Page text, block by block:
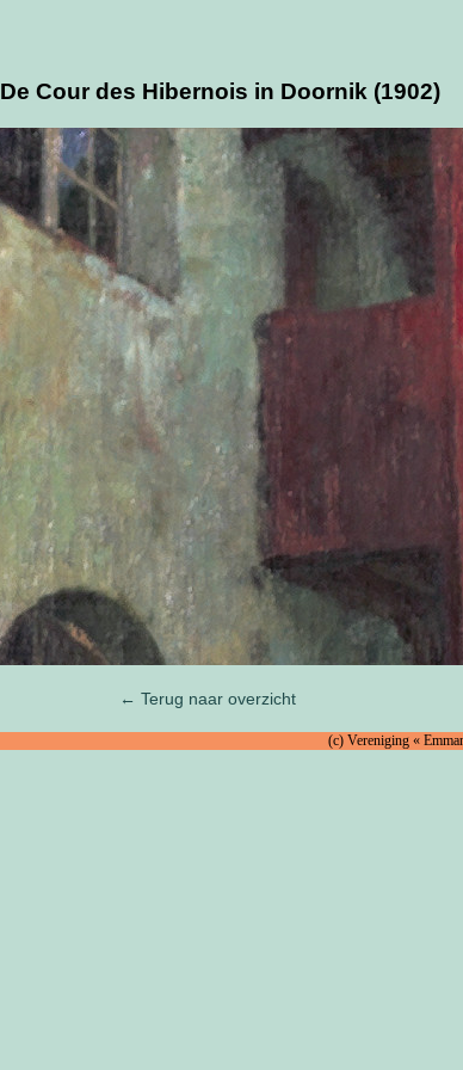
De Cour des Hibernois in Doornik (1902)
← Terug naar overzicht
(c) Vereniging «